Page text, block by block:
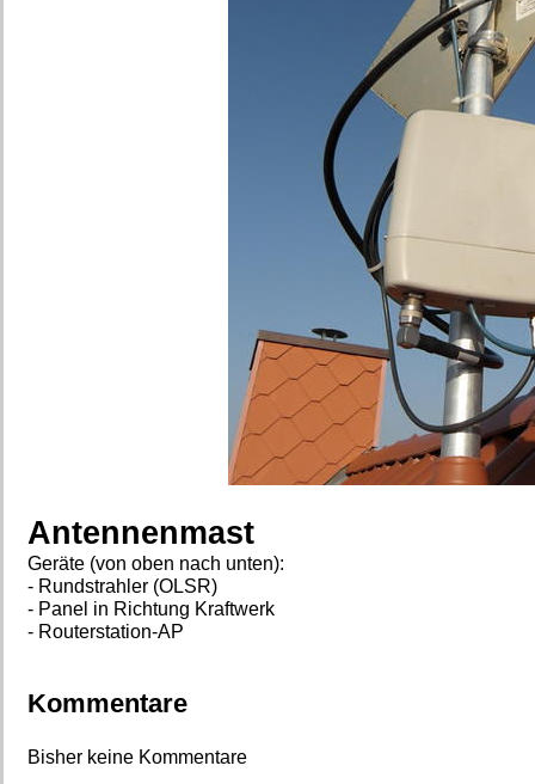
Antennenmast
Geräte (von oben nach unten):
- Rundstrahler (OLSR)
- Panel in Richtung Kraftwerk
- Routerstation-AP
Kommentare
Bisher keine Kommentare